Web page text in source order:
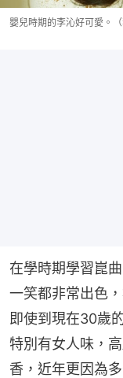
嬰兒時期的李沁好可愛。
在學時期學習崑
一笑都非常出色
即使到現在30歲
特別有女人味，
香，近年更因為